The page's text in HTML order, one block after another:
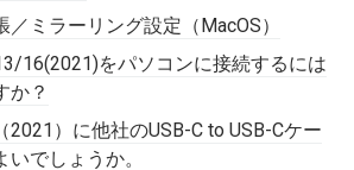
ミラーリング設定（MacOS）
16(2021)をパソコンに接続するには
か？
）に他社のUSB-C to USB-Cケー
でしょうか。